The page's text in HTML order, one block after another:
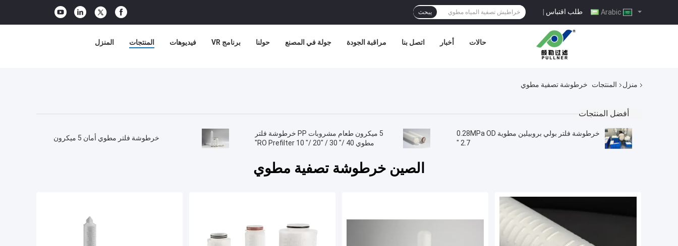
طلب اقتباس | يبحث
المنزل المنتجات فيديوهات برنامج VR حولنا جولة في المصنع مراقبة الجودة اتصل بنا أخبار حالات
منزل المنتجات خرطوشة تصفية مطوي
أفضل المنتجات
خرطوشة فلتر مطوي أمان 5 ميكرون
5 ميكرون طعام مشروبات PP خرطوشة فلتر
مطوي RO Prefilter 10 "/ 20" / 30 "/ 40"
خرطوشة فلتر بولي بروبيلين مطوية 0.28MPa OD
2.7 "
الصين خرطوشة تصفية مطوي